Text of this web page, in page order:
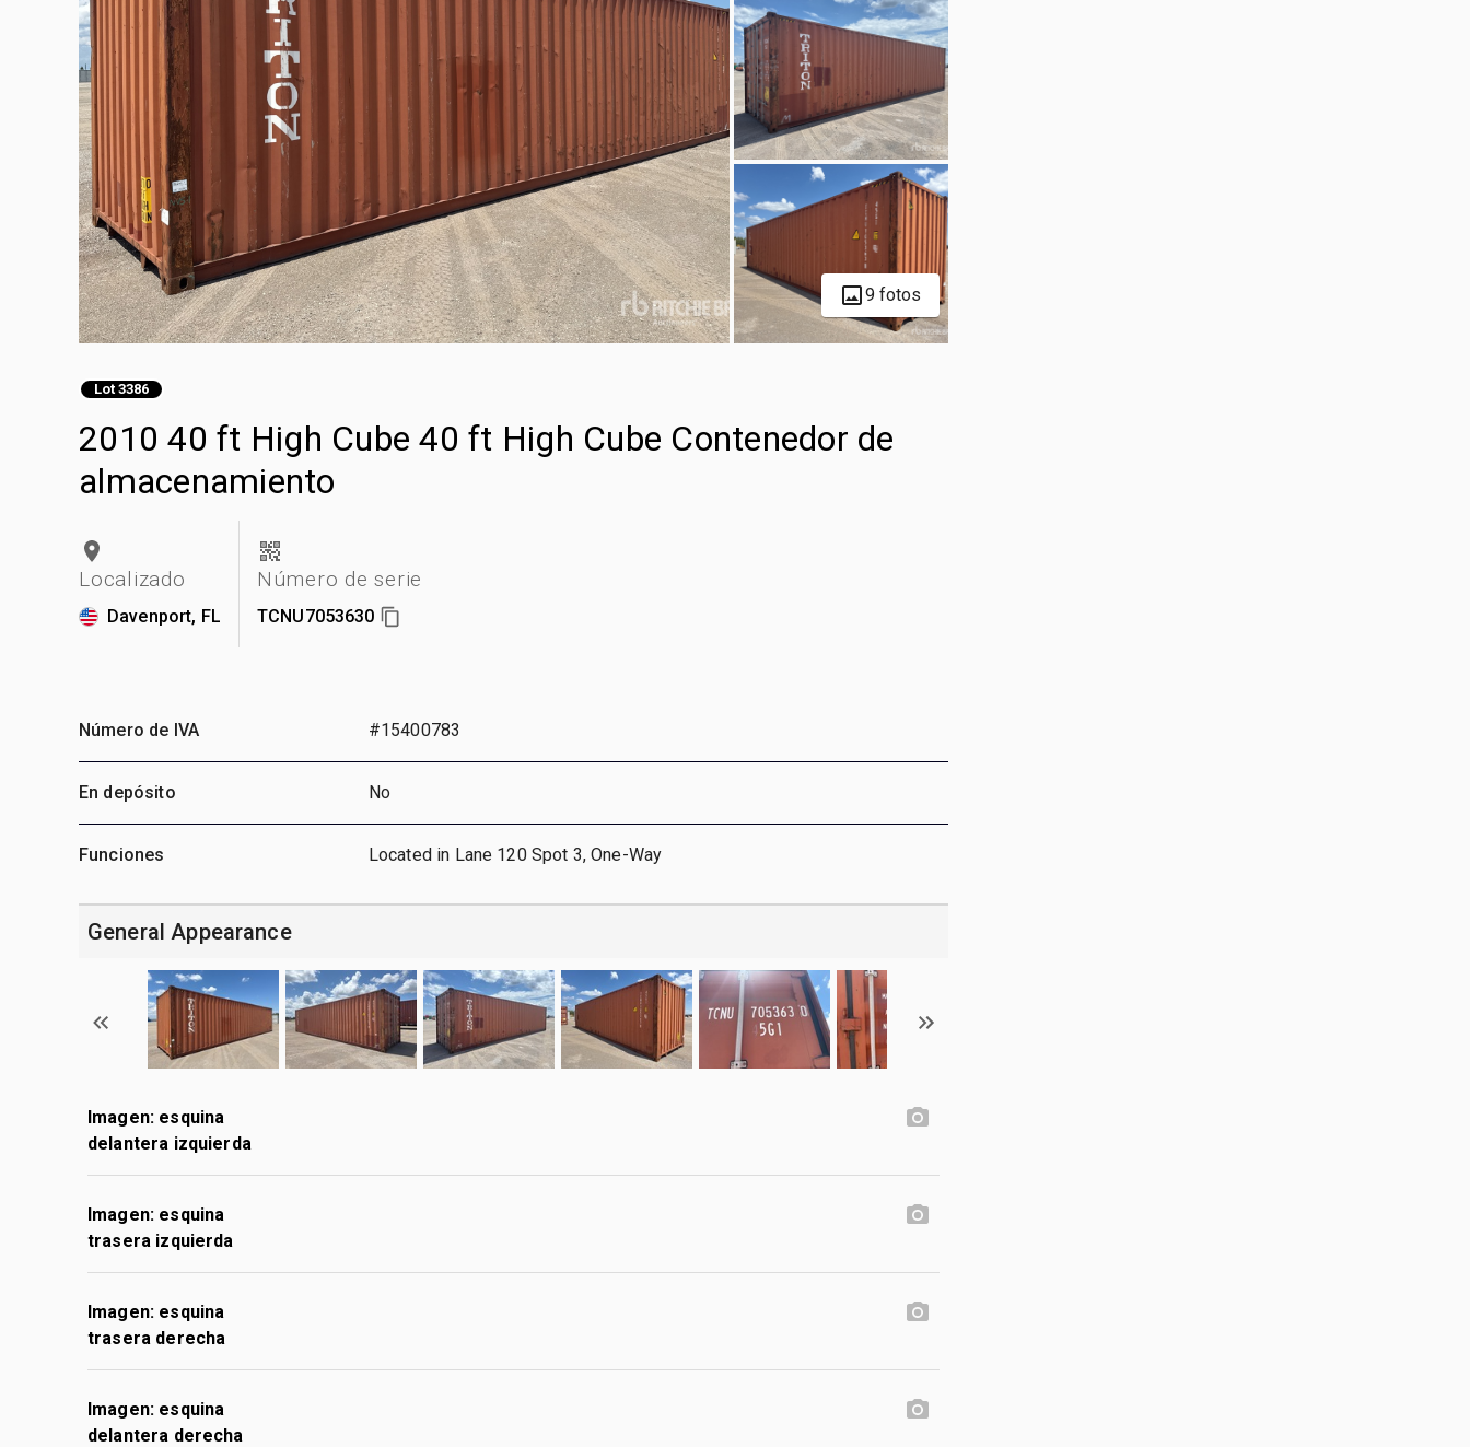
9 fotos
Lot 3386
2010 40 ft High Cube 40 ft High Cube Contenedor de
almacenamiento
Localizado
Davenport, FL
Número de serie
TCNU7053630
Número de IVA #15400783
En depósito No
Funciones Located in Lane 120 Spot 3, One-Way
General Appearance
Imagen: esquina
delantera izquierda
Imagen: esquina
trasera izquierda
Imagen: esquina
trasera derecha
Imagen: esquina
delantera derecha